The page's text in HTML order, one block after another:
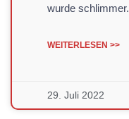
wurde schlimmer.
WEITERLESEN >>
29. Juli 2022